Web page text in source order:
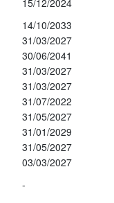
14/10/2033
31/03/2027
30/06/2041
31/03/2027
31/03/2027
31/07/2022
31/05/2027
31/01/2029
31/05/2027
03/03/2027
-